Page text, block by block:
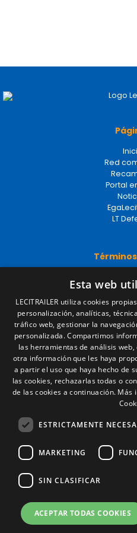
Red
Portal
LT
Política de
Política
Condiciones
Camino de los
50620 - Casetas
+(34)
©
Esta web
LECITRAILER utiliza cookies
personalización, analíticas,
tráfico web, gestionar la
personalizada. Compartimos
las herramientas de análisis
otra información que les haya
a partir el uso que haya hecho de
las cookies, rechazarlas todas o
de las cookies a continuación. Más
ESTRICTAMENTE
MARKETING
SIN CLASIFICAR
ACEPTAR TODAS COOKIES